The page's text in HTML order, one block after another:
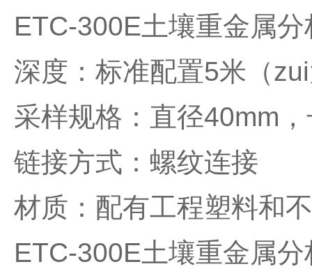
ETC-300E土壤重金属
深度：标准配置5米（
采样规格：直径40mm
链接方式：螺纹连接
材质：配有工程塑料和
ETC-300E土壤重金属